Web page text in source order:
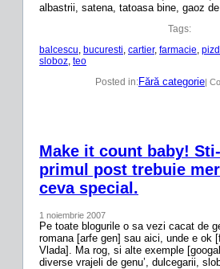
albastrii, satena, tatoasa bine, gaoz
Tags:
balcescu bucuresti cartier, farmacie
sloboz teo
Posted in:Fără categorie|
Make it count baby!
primul post trebuie
ceva special.
1 noiembrie 2007
Pe toate blogurile o sa vezi cacat de
romana [arfe gen] sau aici, unde e ok
Vlada]. Ma rog, si alte exemple
diverse vrajeli de genu’, dulcegarii,